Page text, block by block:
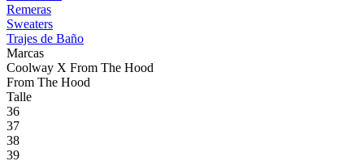
Remeras
Sweaters
Trajes de Baño
Marcas
Coolway X From The Hood
From The Hood
Talle
36
37
38
39